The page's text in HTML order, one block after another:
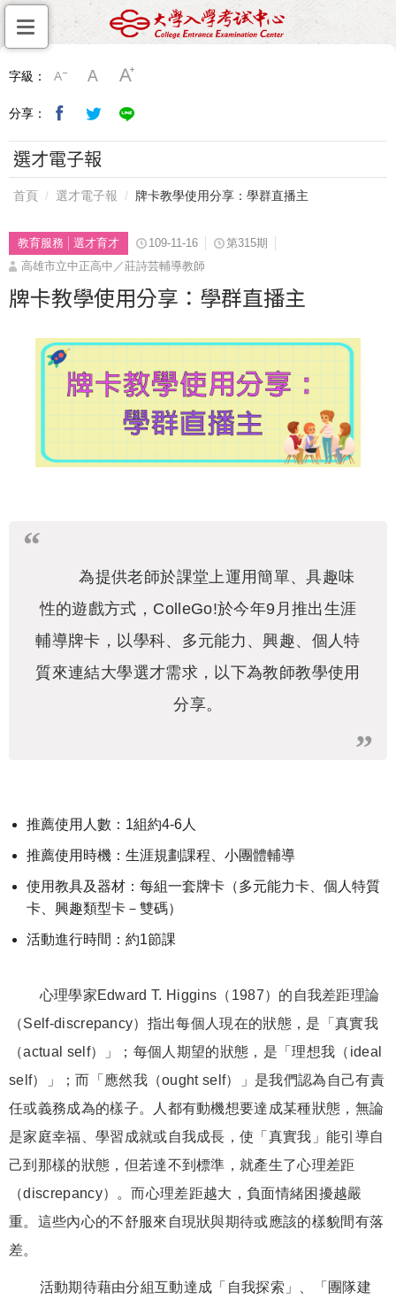
字級：
分享：
選才電子報
首頁 選才電子報 牌卡教學使用分享：學群直播主
教育服務 選才育才 109-11-16
第315期
高雄市立中正高中／莊詩芸輔導教師
牌卡教學使用分享：學群直播主
為提供老師於課堂上運用簡單、具趣味
性的遊戲方式，ColleGo!於今年9月推出生涯
輔導牌卡，以學科、多元能力、興趣、個人特
質來連結大學選才需求，以下為教師教學使用
分享。
推薦使用人數：1組約4-6人
推薦使用時機：生涯規劃課程、小團體輔導
使用教具及器材：每組一套牌卡（多元能力卡、個人特質
卡、興趣類型卡－雙碼）
活動進行時間：約1節課
心理學家Edward T. Higgins（1987）的自我差距理論
（Self-discrepancy）指出每個人現在的狀態，是「真實我
（actual self）」；每個人期望的狀態，是「理想我（ideal
self）」；而「應然我（ought self）」是我們認為自己有責
任或義務成為的樣子。人都有動機想要達成某種狀態，無論
是家庭幸福、學習成就或自我成長，使「真實我」能引導自
己到那樣的狀態，但若達不到標準，就產生了心理差距
（discrepancy）。而心理差距越大，負面情緒困擾越嚴
重。這些內心的不舒服來自現狀與期待或應該的樣貌間有落
差。
活動期待藉由分組互動達成「自我探索」、「團隊建